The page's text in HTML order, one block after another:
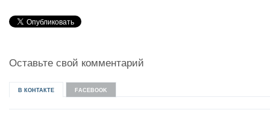
Оставьте свой комментарий
В КОНТАКТЕ FACEBOOK